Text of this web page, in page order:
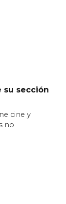
su sección
cine y
no